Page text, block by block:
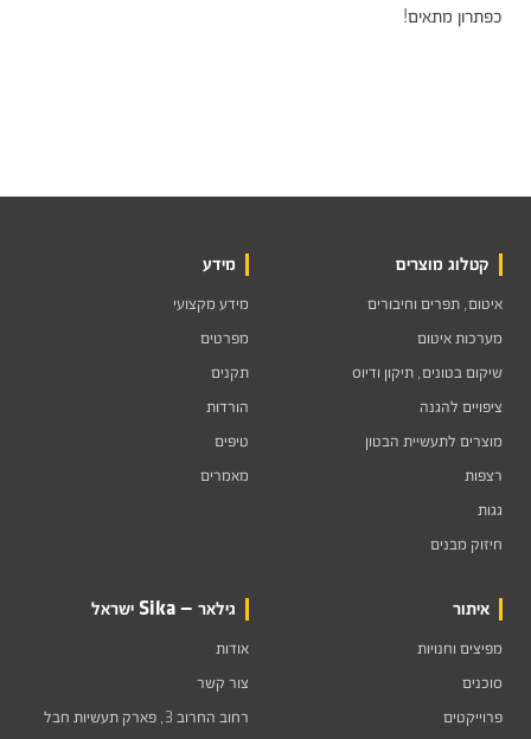
כפתרון מתאים!
קטלוג מוצרים
איטום, תפרים וחיבורים
מערכות איטום
שיקום בטונים, תיקון ודיוס
ציפויים להגנה
מוצרים לתעשיית הבטון
רצפות
גגות
חיזוק מבנים
מידע
מידע מקצועי
מפרטים
תקנים
הורדות
טיפים
מאמרים
איתור
מפיצים וחנויות
סוכנים
פרוייקטים
גילאר — Sika ישראל
אודות
צור קשר
רחוב החרוב 3, פארק תעשיות חבל